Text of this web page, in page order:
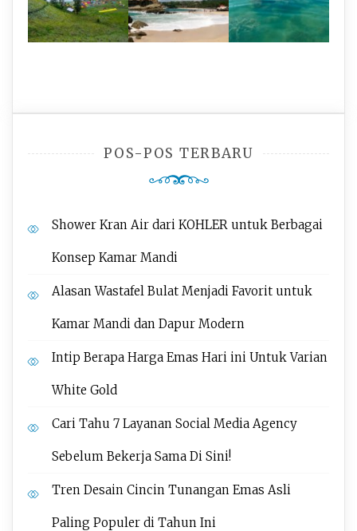
POS-POS TERBARU
Shower Kran Air dari KOHLER untuk Berbagai
Konsep Kamar Mandi
Alasan Wastafel Bulat Menjadi Favorit untuk
Kamar Mandi dan Dapur Modern
Intip Berapa Harga Emas Hari ini Untuk Varian
White Gold
Cari Tahu 7 Layanan Social Media Agency
Sebelum Bekerja Sama Di Sini!
Tren Desain Cincin Tunangan Emas Asli
Paling Populer di Tahun Ini